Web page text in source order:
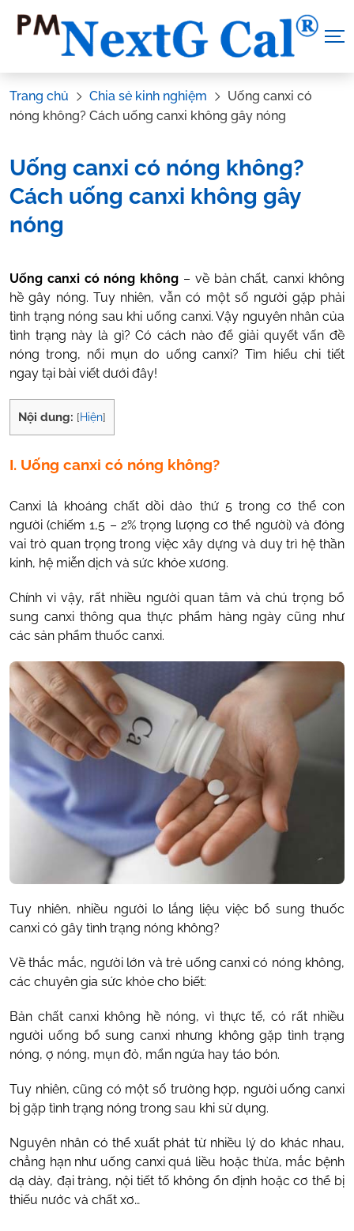
Trang chủ Chia sẻ kinh nghiệm
Uống canxi có
nóng không? Cách uống canxi không gây nóng
Uống canxi có nóng không?
Cách uống canxi không gây
nóng
Tác Giả: Nguyễn Thị Hiền Tham vấn y khoa:Dược sĩ Vũ
Thị Hậu
Uống canxi có nóng không – về bản chất, canxi không
hề gây nóng. Tuy nhiên, vẫn có một số người gặp phải
tình trạng nóng sau khi uống canxi. Vậy nguyên nhân của
tình trạng này là gì? Có cách nào để giải quyết vấn đề
nóng trong, nổi mụn do uống canxi? Tìm hiểu chi tiết
ngay tại bài viết dưới đây!
Nội dung: [Hiện]
I. Uống canxi có nóng không?
Canxi là khoáng chất dồi dào thứ 5 trong cơ thể con
người (chiếm 1,5 – 2% trọng lượng cơ thể người) và đóng
vai trò quan trọng trong việc xây dựng và duy trì hệ thần
kinh, hệ miễn dịch và sức khỏe xương.
Chính vì vậy, rất nhiều người quan tâm và chú trọng bổ
sung canxi thông qua thực phẩm hàng ngày cũng như
các sản phẩm thuốc canxi.
Tuy nhiên, nhiều người lo lắng liệu việc bổ sung thuốc
canxi có gây tình trạng nóng không?
Về thắc mắc, người lớn và trẻ uống canxi có nóng không,
các chuyên gia sức khỏe cho biết:
Bản chất canxi không hề nóng, vì thực tế, có rất nhiều
người uống bổ sung canxi nhưng không gặp tình trạng
nóng, ợ nóng, mụn đỏ, mẩn ngứa hay táo bón.
Tuy nhiên, cũng có một số trường hợp, người uống canxi
bị gặp tình trạng nóng trong sau khi sử dụng.
Nguyên nhân có thể xuất phát từ nhiều lý do khác nhau,
chẳng hạn như uống canxi quá liều hoặc thừa, mắc bệnh
dạ dày, đại tràng, nội tiết tố không ổn định hoặc cơ thể bị
thiếu nước và chất xơ…